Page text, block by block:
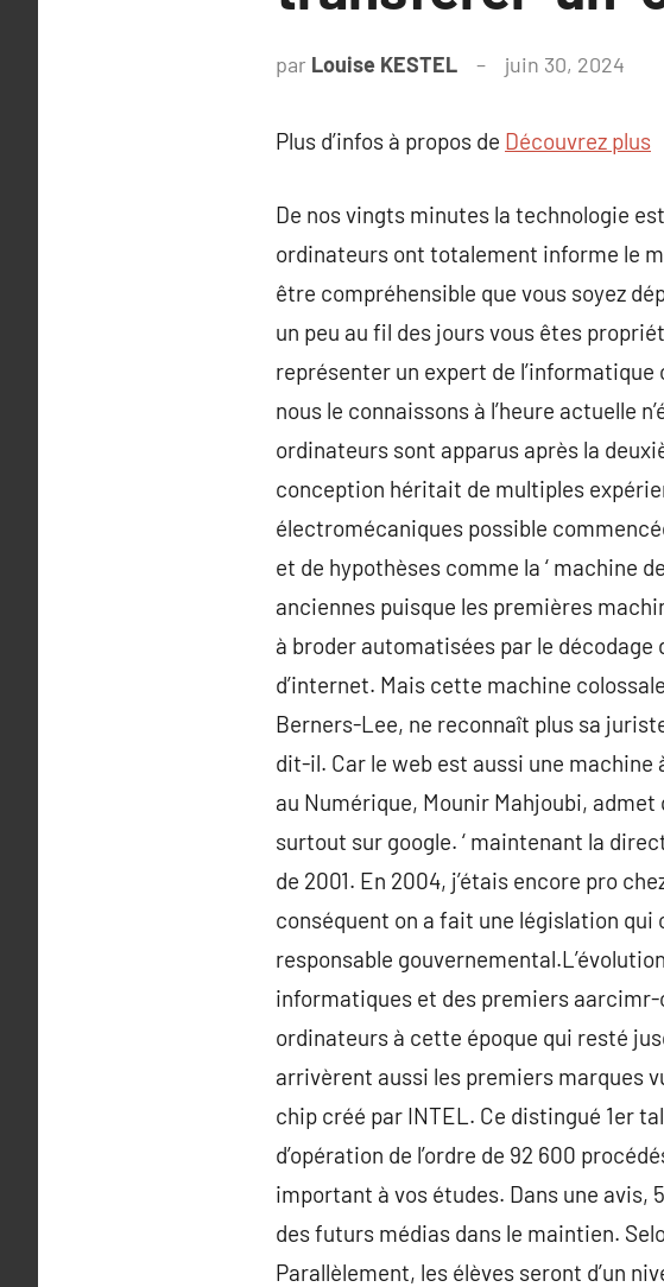
par Louise KESTEL juin 30, 2024
Plus d’infos à propos de Découvrez plus
De nos vingts minutes la technologie
ordinateurs ont totalement informe le
être compréhensible que vous soyez
un peu au fil des jours vous êtes
représenter un expert de l’informatique
nous le connaissons à l’heure actuelle
ordinateurs sont apparus après la
conception héritait de multiples
électromécaniques possible
et de hypothèses comme la ‘ machine
anciennes puisque les premières
à broder automatisées par le
d’internet. Mais cette machine
Berners-Lee, ne reconnaît plus sa
dit-il. Car le web est aussi une
au Numérique, Mounir Mahjoubi,
surtout sur google. ‘ maintenant la
de 2001. En 2004, j’étais encore pro
conséquent on a fait une législation qui
responsable
informatiques et des premiers aarcimr-
ordinateurs à cette époque qui resté
arrivèrent aussi les premiers marques
chip créé par INTEL. Ce distingué 1er
d’opération de l’ordre de 92 600
important à vos études. Dans une avis,
des futurs médias dans le maintien.
Parallèlement, les élèves seront d’un